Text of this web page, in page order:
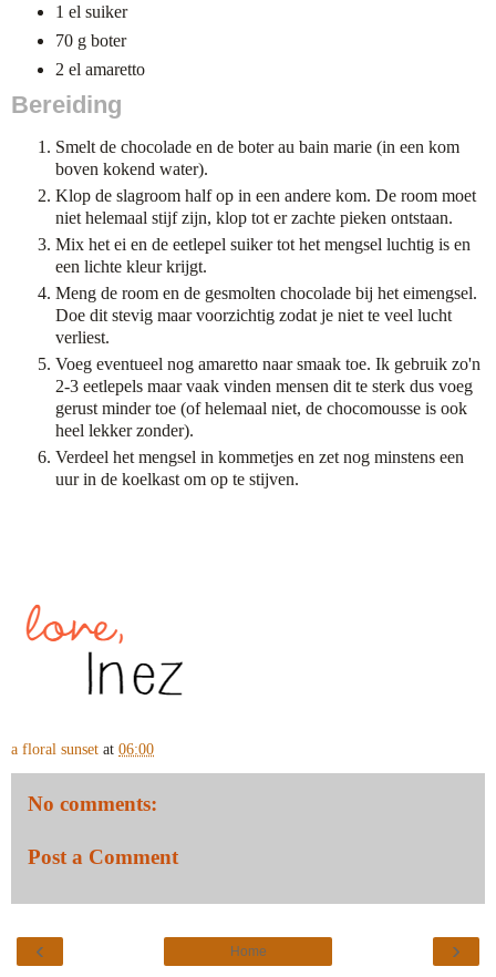
1 el suiker
70 g boter
2 el amaretto
Bereiding
Smelt de chocolade en de boter au bain marie (in een kom
boven kokend water).
Klop de slagroom half op in een andere kom. De room moet
niet helemaal stijf zijn, klop tot er zachte pieken ontstaan.
Mix het ei en de eetlepel suiker tot het mengsel luchtig is en
een lichte kleur krijgt.
Meng de room en de gesmolten chocolade bij het eimengsel.
Doe dit stevig maar voorzichtig zodat je niet te veel lucht
verliest.
Voeg eventueel nog amaretto naar smaak toe. Ik gebruik zo'n
2-3 eetlepels maar vaak vinden mensen dit te sterk dus voeg
gerust minder toe (of helemaal niet, de chocomousse is ook
heel lekker zonder).
Verdeel het mengsel in kommetjes en zet nog minstens een
uur in de koelkast om op te stijven.
a floral sunset at 06:00
No comments:
Post a Comment
‹ ›
Home